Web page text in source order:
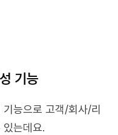
기능
능으로 고객/회사/리
는데요.